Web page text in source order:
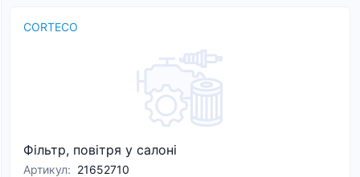
CORTECO
Фільтр, повітря у салоні
Артикул: 21652710